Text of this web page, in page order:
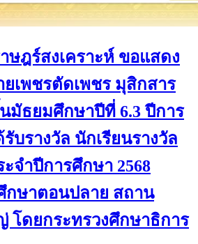
าษฎร์สงเคราะห์ ขอแสดง
เพชรตัดเพชร มุสิกสาร
มัธยมศึกษาปีที่ 6.3 ปีการ
บรางวัล นักเรียนรางวัล
จำปีการศึกษา 2568
ษาตอนปลาย สถาน
โดยกระทรวงศึกษาธิการ